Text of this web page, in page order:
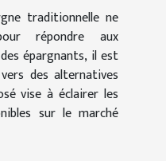
traditionnelle ne
répondre aux
épargnants, il est
des alternatives
vise à éclairer les
sur le marché